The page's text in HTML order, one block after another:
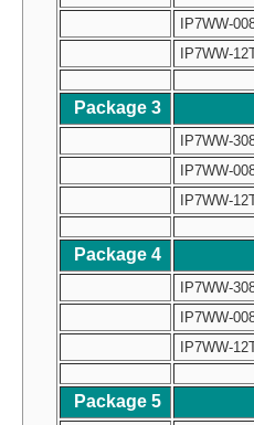
IP7WW-
IP7WW-
Package 3
IP7WW-
IP7WW-
IP7WW-
Package 4
IP7WW-
IP7WW-
IP7WW-
Package 5